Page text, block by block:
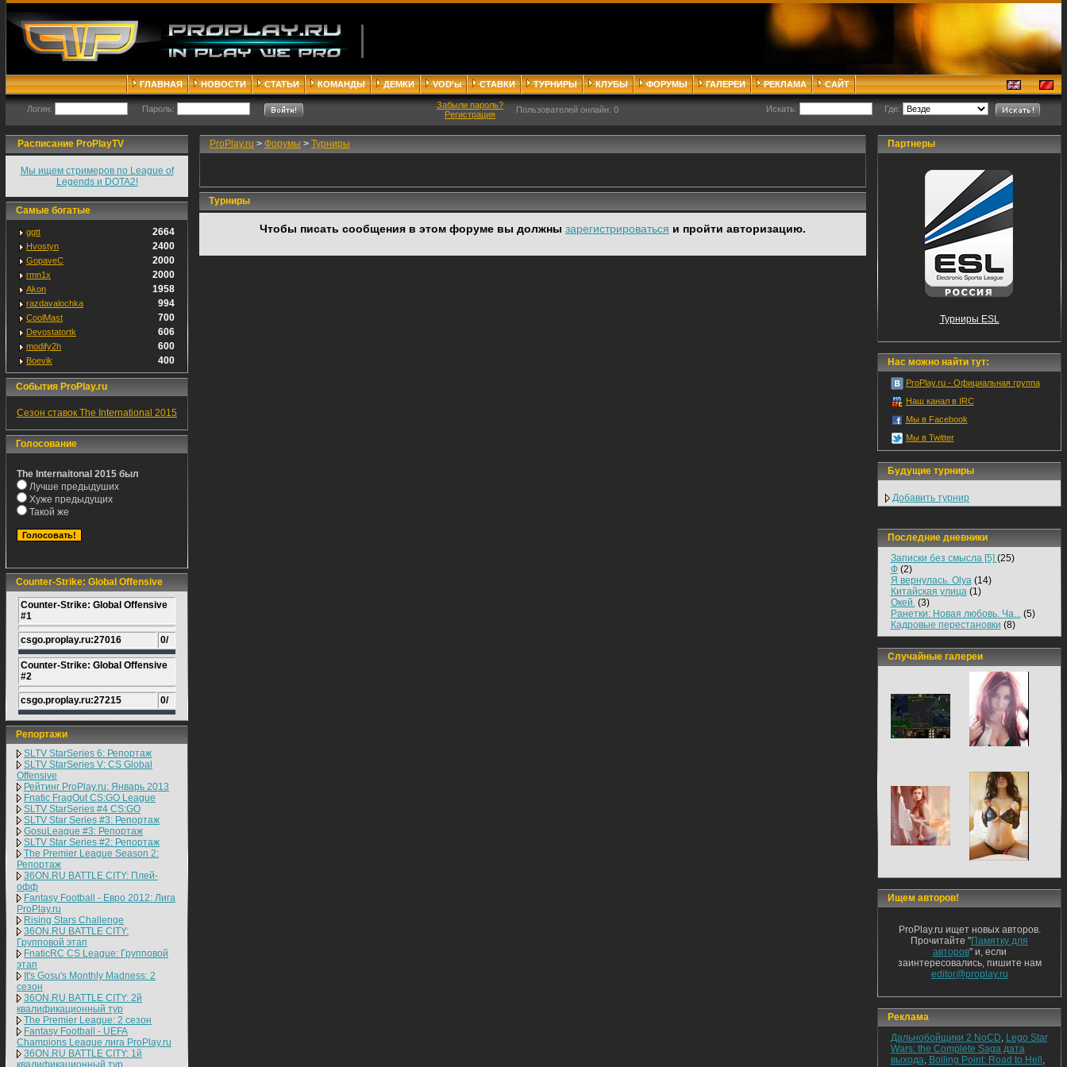
ГЛАВНАЯ НОВОСТИ СТАТЬИ КОМАНДЫ ДЕМКИ VOD'ы СТАВКИ ТУРНИРЫ КЛУБЫ ФОРУМЫ ГАЛЕРЕИ РЕКЛАМА САЙТ
Логин: Пароль:
Забыли пароль?
Регистрация
Пользователей онлайн: 0 Искать: Где:
Расписание ProPlayTV
Мы ищем стримеров по League of
Legends и DOTA2!
Самые богатые
ggtt 2664
Hvostyn 2400
GopaveC 2000
rmn1x 2000
Akon 1958
razdavalochka 994
CoolMast 700
Devostatortk 606
modify2h 600
Boevik 400
События ProPlay.ru
Сезон ставок The International 2015
Голосование
The Internaitonal 2015 был
Лучше предыдуших
Хуже предыдущих
Такой же
Counter-Strike: Global Offensive
Counter-Strike: Global Offensive
#1
csgo.proplay.ru:27016 0/
Counter-Strike: Global Offensive
#2
csgo.proplay.ru:27215 0/
Репортажи
SLTV StarSeries 6: Репортаж
SLTV StarSeries V: CS Global
Offensive
Рейтинг ProPlay.ru: Январь 2013
Fnatic FragOut CS:GO League
SLTV StarSeries #4 CS:GO
SLTV Star Series #3: Репортаж
GosuLeague #3: Репортаж
SLTV Star Series #2: Репортаж
The Premier League Season 2:
Репортаж
36ON.RU BATTLE CITY: Плей-
офф
Fantasy Football - Евро 2012: Лига
ProPlay.ru
Rising Stars Challenge
36ON.RU BATTLE CITY:
Групповой этап
FnaticRC CS League: Групповой
этап
It's Gosu's Monthly Madness: 2
сезон
36ON.RU BATTLE CITY: 2й
квалификационный тур
The Premier League: 2 cезон
Fantasy Football - UEFA
Champions League лига ProPlay.ru
36ON.RU BATTLE CITY: 1й
квалификационный тур
ProPlay.ru > Форумы > Турниры
Турниры
Чтобы писать сообщения в этом форуме вы должны зарегистрироваться и пройти авторизацию.
Партнеры
Турниры ESL
Нас можно найти тут:
ProPlay.ru - Официальная группа
Наш канал в IRC
Мы в Facebook
Мы в Twitter
Будущие турниры
Добавить турнир
Последние дневники
Записки без смысла [5] (25)
Ф(2)
Я вернулась. Olya(14)
Китайская улица(1)
Окей.(3)
Ранетки: Новая любовь. Ча...(5)
Кадровые перестановки (8)
Случайные галереи
Ищем авторов!
ProPlay.ru ищет новых авторов.
Прочитайте "Памятку для
авторов" и, если
заинтересовались, пишите нам
editor@proplay.ru
Реклама
Дальнобойщики 2 NoCD, Lego Star
Wars: the Complete Saga дата
выхода, Boiling Point: Road to Hell ,